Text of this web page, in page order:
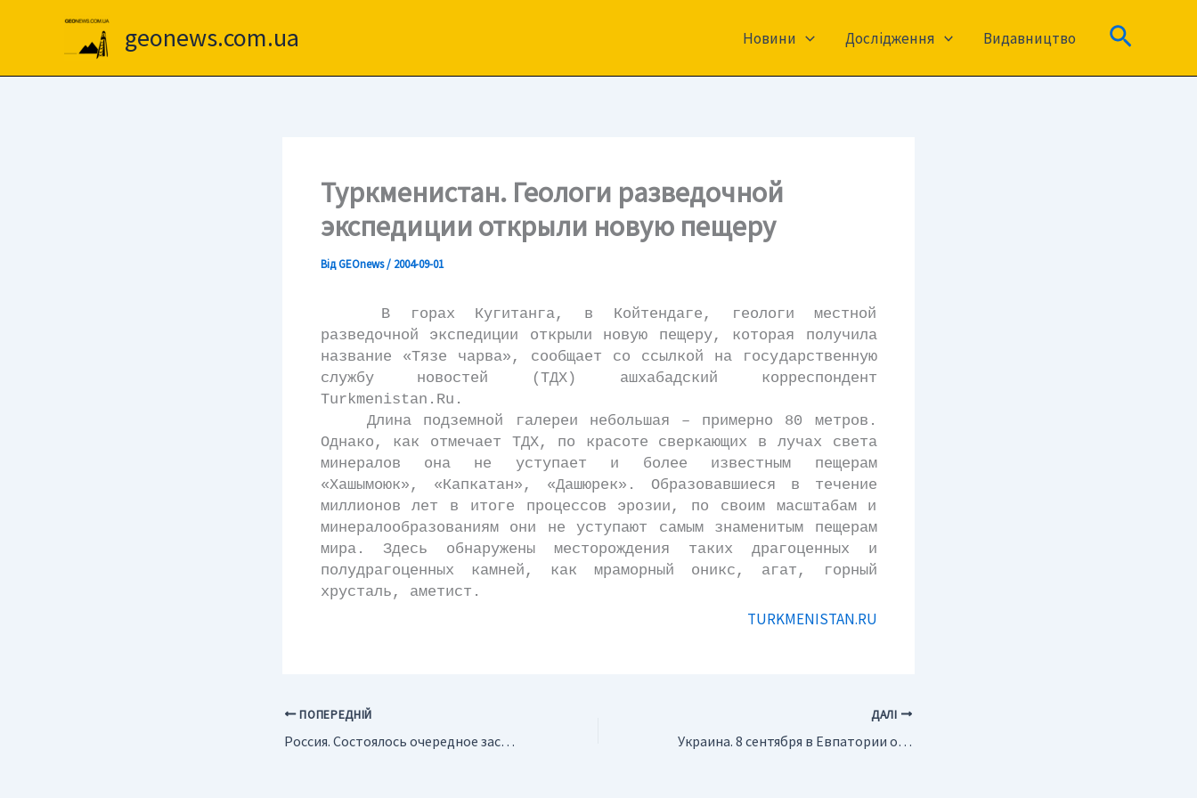
geonews.com.ua Новини Дослідження Видавництво Пошук
Туркменистан. Геологи разведочной
экспедиции открыли новую пещеру
ВідGEOnews/ 2004-09-01
В горах Кугитанга, в Койтендаге, геологи местной
разведочной экспедиции открыли новую пещеру, которая получила
название «Тязе чарва», сообщает со ссылкой на государственную
службу новостей (ТДХ) ашхабадский корреспондент
Turkmenistan.Ru.
Длина подземной галереи небольшая – примерно 80 метров.
Однако, как отмечает ТДХ, по красоте сверкающих в лучах света
минералов она не уступает и более известным пещерам
«Хашымоюк», «Капкатан», «Дашюрек». Образовавшиеся в течение
миллионов лет в итоге процессов эрозии, по своим масштабам и
минералообразованиям они не уступают самым знаменитым пещерам
мира. Здесь обнаружены месторождения таких драгоценных и
полудрагоценных камней, как мраморный оникс, агат, горный
хрусталь, аметист.
TURKMENISTAN.RU
ПОПЕРЕДНІЙ
Россия. Состоялось очередное заседание областной конкурсно-аукционной комиссии
ДАЛІ
Украина. 8 сентября в Евпатории откроется II Всеукраинская спартакиада